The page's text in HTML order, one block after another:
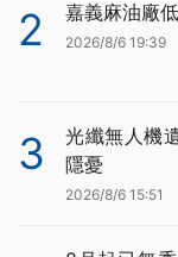
2 嘉義麻油廠
2026/8/6 19:39
3
光纖無人機
隱憂
2026/8/6 15:51